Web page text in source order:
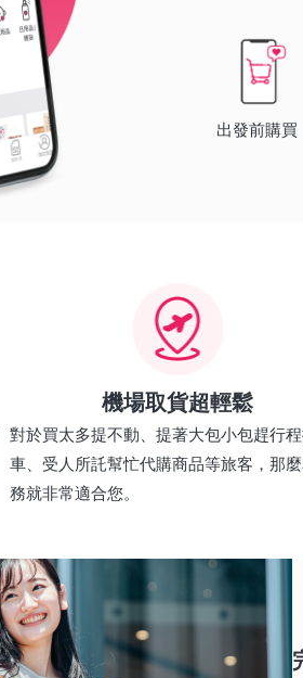
出發前購買
機場取貨超輕鬆
對於買太多提不動、提著大包小包趕行
車、受人所託幫忙代購商品等旅客，那
務就非常適合您。